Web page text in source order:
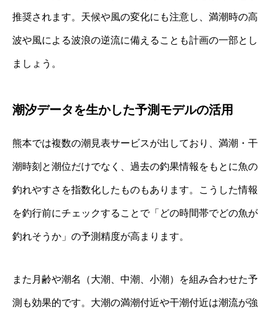
推奨されます。天候や風の変化にも注意し、満潮時の高
波や風による波浪の逆流に備えることも計画の一部とし
ましょう。
潮汐データを生かした予測モデルの活用
熊本では複数の潮見表サービスが出しており、満潮・干
潮時刻と潮位だけでなく、過去の釣果情報をもとに魚の
釣れやすさを指数化したものもあります。こうした情報
を釣行前にチェックすることで「どの時間帯でどの魚が
釣れそうか」の予測精度が高まります。
また月齢や潮名（大潮、中潮、小潮）を組み合わせた予
測も効果的です。大潮の満潮付近や干潮付近は潮流が強